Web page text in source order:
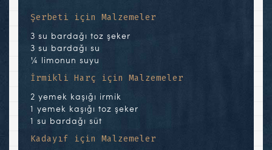
Şerbeti için Malzemeler
3 su bardağı toz şeker
3 su bardağı su
¼ limonun suyu
İrmikli Harç için Malzemeler
2 yemek kaşığı irmik
1 yemek kaşığı toz şeker
1 su bardağı süt
Kadayıf için Malzemeler